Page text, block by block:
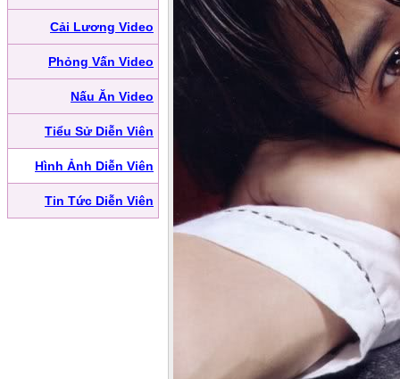
Cải Lương Video
Phỏng Vấn Video
Nấu Ăn Video
Tiểu Sử Diễn Viên
Hình Ảnh Diễn Viên
Tin Tức Diễn Viên